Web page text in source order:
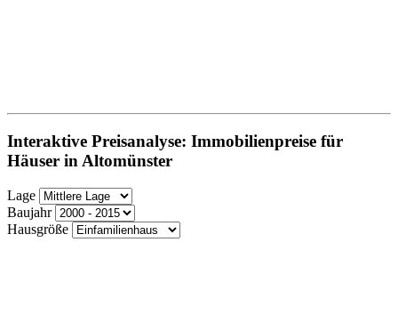
Interaktive Preisanalyse: Immobilienpreise für
Häuser in Altomünster
Lage
Baujahr
Hausgröße